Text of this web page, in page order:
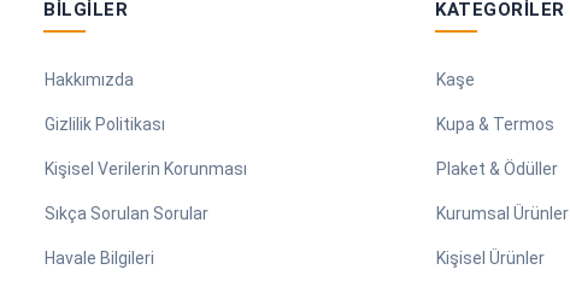
BILGILER
Hakkımızda
Gizlilik Politikası
Kişisel Verilerin Korunması
Sıkça Sorulan Sorular
Havale Bilgileri
KATEGORILER
Kaşe
Kupa & Termos
Plaket & Ödüller
Kurumsal Ürünler
Kişisel Ürünler